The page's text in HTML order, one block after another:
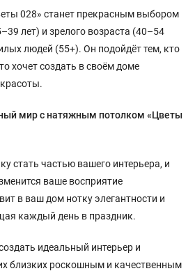
028» станет прекрасным выбором
лет) и зрелого возраста (40–54
людей (55+). Он подойдёт тем, кто
хочет создать в своём доме
мир с натяжным потолком «Цветы
стать частью вашего интерьера, и
ваше восприятие
в ваш дом нотку элегантности и
каждый день в праздник.
идеальный интерьер и
близких роскошным и качественным